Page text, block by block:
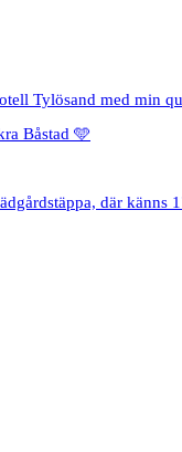
Tylösand med min
Båstad 🩵
där känns